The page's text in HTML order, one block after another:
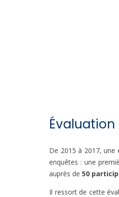
Évaluation
De 2015 à 2017, une
enquêtes : une
auprès de 50
Il ressort de cette